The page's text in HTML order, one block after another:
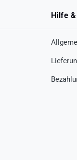
Hilfe